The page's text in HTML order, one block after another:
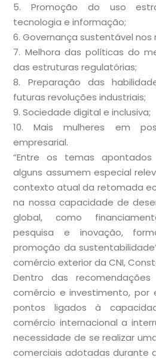
5. Promoção do uso
tecnologia e informação;
6. Governança sustentável nos
7. Melhora das políticas do
das estruturas regulatórias;
8. Preparação das
futuras revoluções industriais;
9. Sociedade digital e inclusiva;
10. Mais mulheres em
empresarial.
“Entre os temas
alguns assumem especial
contexto atual da retomada
na nossa capacidade de
global, como
pesquisa e inovação,
promoção da
comércio exterior da CNI,
Dentro das
comércio e investimento, por
pontos ligados à
comércio internacional a
necessidade de se realizar
comerciais adotadas durante